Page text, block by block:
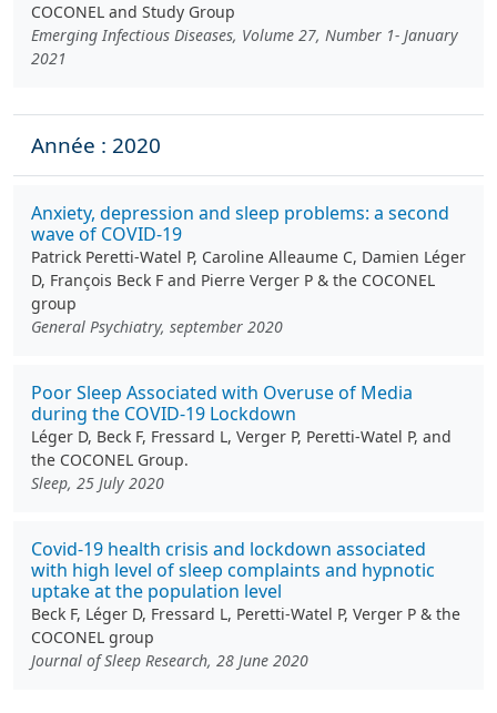
COCONEL and Study Group
Emerging Infectious Diseases, Volume 27, Number 1- January
2021
Année : 2020
Anxiety, depression and sleep problems: a second
wave of COVID-19
Patrick Peretti-Watel P, Caroline Alleaume C, Damien Léger
D, François Beck F and Pierre Verger P & the COCONEL
group
General Psychiatry, september 2020
Poor Sleep Associated with Overuse of Media
during the COVID-19 Lockdown
Léger D, Beck F, Fressard L, Verger P, Peretti-Watel P, and
the COCONEL Group.
Sleep, 25 July 2020
Covid‐19 health crisis and lockdown associated
with high level of sleep complaints and hypnotic
uptake at the population level
Beck F, Léger D, Fressard L, Peretti-Watel P, Verger P & the
COCONEL group
Journal of Sleep Research, 28 June 2020